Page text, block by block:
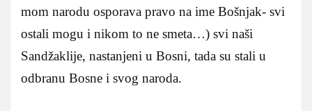
mom narodu osporava pravo na ime Bošnjak- svi
ostali mogu i nikom to ne smeta…) svi naši
Sandžaklije, nastanjeni u Bosni, tada su stali u
odbranu Bosne i svog naroda.